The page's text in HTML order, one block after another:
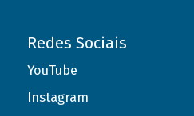
Redes Sociais
YouTube
Instagram